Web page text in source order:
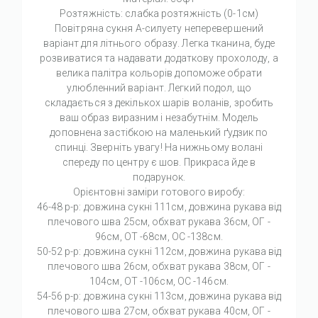
Розтяжність: слабка розтяжність (0-1см)
Повітряна сукня А-силуету неперевершений
варіант для літнього образу. Легка тканина, буде
розвиватися та надавати додаткову прохолоду, а
велика палітра кольорів допоможе обрати
улюбленний варіант. Легкий подол, що
складається з декількох шарів воланів, зробить
ваш образ виразним і незабутнім. Модель
доповнена застібкою на маленький ґудзик по
спинці. Зверніть увагу! На нижньому волані
спереду по центру є шов. Прикраса йде в
подарунок.
Орієнтовні заміри готового виробу:
46-48 р-р: довжина сукні 111см, довжина рукава від
плечового шва 25см, обхват рукава 36см, ОГ -
96см, ОТ -68см, OC -138см.
50-52 р-р: довжина сукні 112см, довжина рукава від
плечового шва 26см, обхват рукава 38см, ОГ -
104см, ОТ -106см, OC -146см.
54-56 р-р: довжина сукні 113см, довжина рукава від
плечового шва 27см, обхват рукава 40см, ОГ -